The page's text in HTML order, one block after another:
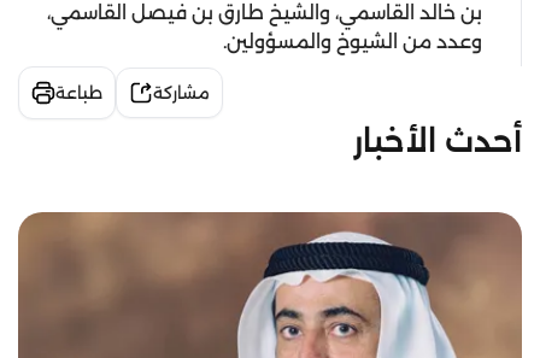
بن خالد القاسمي، والشيخ طارق بن فيصل القاسمي،
وعدد من الشيوخ والمسؤولين.
مشاركة طباعة
أحدث الأخبار